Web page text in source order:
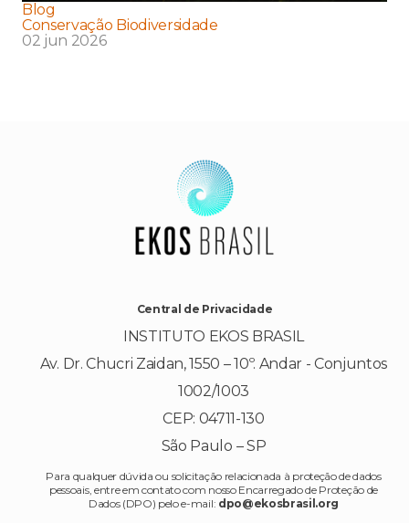
Blog
Conservação Biodiversidade
02 jun 2026
Central de Privacidade
INSTITUTO EKOS BRASIL
Av. Dr. Chucri Zaidan, 1550 – 10º. Andar - Conjuntos
1002/1003
CEP: 04711-130
São Paulo – SP
Para qualquer dúvida ou solicitação relacionada à proteção de dados
pessoais, entre em contato com nosso Encarregado de Proteção de
Dados (DPO) pelo e-mail: dpo@ekosbrasil.org